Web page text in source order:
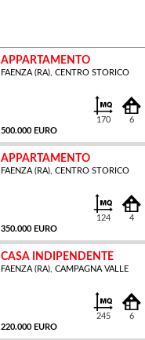
APPARTAMENTO
FAENZA (RA), CENTRO STORICO
500.000 EURO
170 6
APPARTAMENTO
FAENZA (RA), CENTRO STORICO
350.000 EURO
124 4
CASA INDIPENDENTE
FAENZA (RA), CAMPAGNA VALLE
220.000 EURO
245 6